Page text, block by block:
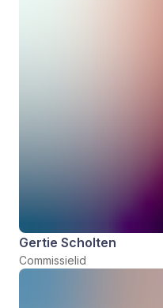
Gertie Scholten
Commissielid